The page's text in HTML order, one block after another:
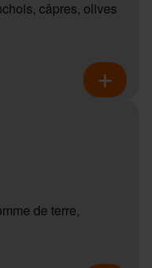
câpres, olives
de terre,